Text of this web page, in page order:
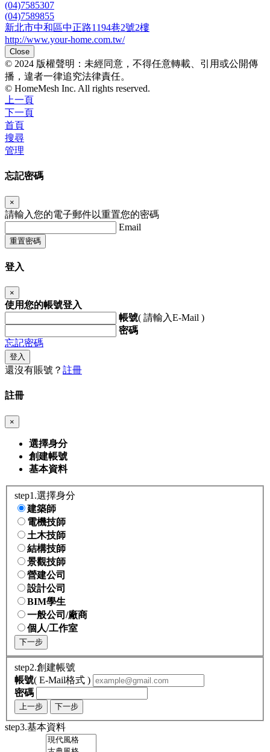
(04)7585307
(04)7589855
新北市中和區中正路1194巷2號2樓
http://www.your-home.com.tw/
Close
© 2024 版權聲明：未經同意，不得任意轉載、引用或公開傳
播，違者一律追究法律責任。
© HomeMesh Inc. All rights reserved.
上一頁
下一頁
首頁
搜尋
管理
忘記密碼
×
請輸入您的電子郵件以重置您的密碼
Email
重置密碼
登入
×
使用您的帳號登入
帳號( 請輸入E-Mail )
密碼
忘記密碼
登入
還沒有賬號？ 註冊
註冊
×
選擇身分
創建帳號
基本資料
step1.選擇身分
建築師
電機技師
土木技師
結構技師
景觀技師
營建公司
設計公司
BIM學生
一般公司/廠商
個人/工作室
下一步
step2.創建帳號
帳號( E-Mail格式 )
密碼
上一步 下一步
step3.基本資料